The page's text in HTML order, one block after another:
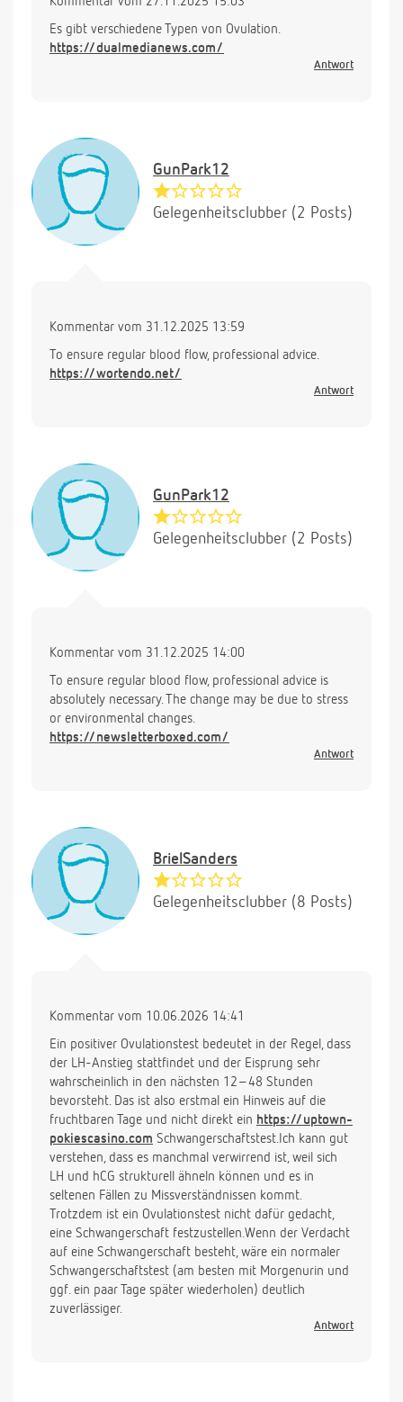
Es gibt verschiedene Typen von Ovulation.
https://dualmedianews.com/
Antwort
GunPark12
Gelegenheitsclubber (2 Posts)
Kommentar vom 31.12.2025 13:59
To ensure regular blood flow, professional advice.
https://wortendo.net/
Antwort
GunPark12
Gelegenheitsclubber (2 Posts)
Kommentar vom 31.12.2025 14:00
To ensure regular blood flow, professional advice is
absolutely necessary. The change may be due to stress
or environmental changes.
https://newsletterboxed.com/
Antwort
BrielSanders
Gelegenheitsclubber (8 Posts)
Kommentar vom 10.06.2026 14:41
Ein positiver Ovulationstest bedeutet in der Regel, dass
der LH-Anstieg stattfindet und der Eisprung sehr
wahrscheinlich in den nächsten 12–48 Stunden
bevorsteht. Das ist also erstmal ein Hinweis auf die
fruchtbaren Tage und nicht direkt ein https://uptown-
pokiescasino.com Schwangerschaftstest.Ich kann gut
verstehen, dass es manchmal verwirrend ist, weil sich
LH und hCG strukturell ähneln können und es in
seltenen Fällen zu Missverständnissen kommt.
Trotzdem ist ein Ovulationstest nicht dafür gedacht,
eine Schwangerschaft festzustellen.Wenn der Verdacht
auf eine Schwangerschaft besteht, wäre ein normaler
Schwangerschaftstest (am besten mit Morgenurin und
ggf. ein paar Tage später wiederholen) deutlich
zuverlässiger.
Antwort